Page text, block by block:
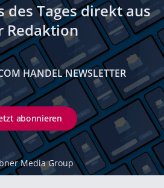
des Tages direkt aus
Redaktion
HANDEL NEWSLETTER
abonnieren
Media Group